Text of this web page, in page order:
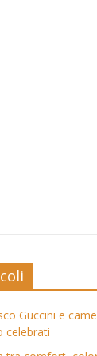
Guccini e
celebrati